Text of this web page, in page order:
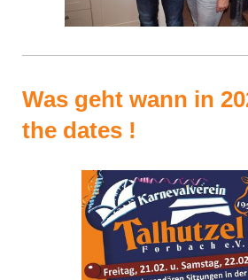
Was geht wann in
the dates !